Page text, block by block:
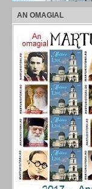
AN OMAGIAL